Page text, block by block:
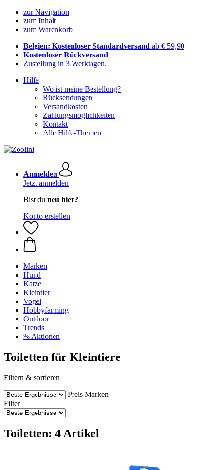
zur Navigation
zum Inhalt
zum Warenkorb
Belgien: Kostenloser Standardversand ab € 59,90
Kostenloser Rückversand
Zustellung in 3 Werktagen.
Hilfe
Wo ist meine Bestellung?
Rücksendungen
Versandkosten
Zahlungsmöglichkeiten
Kontakt
Alle Hilfe-Themen
Anmelden
Jetzt anmelden
Bist du neu hier?
Konto erstellen
Marken
Hund
Katze
Kleintier
Vogel
Hobbyfarming
Outdoor
Trends
% Aktionen
Toiletten für Kleintiere
Filtern & sortieren
Preis Marken
Filter
Toiletten: 4 Artikel